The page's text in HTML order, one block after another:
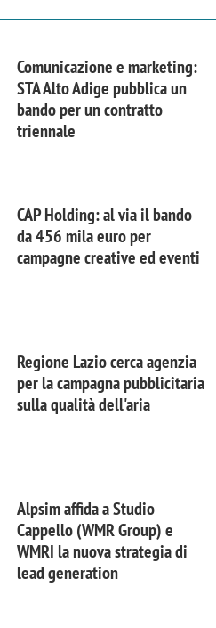
Comunicazione e marketing:
STA Alto Adige pubblica un
bando per un contratto
triennale
CAP Holding: al via il bando
da 456 mila euro per
campagne creative ed eventi
Regione Lazio cerca agenzia
per la campagna pubblicitaria
sulla qualità dell'aria
Alpsim affida a Studio
Cappello (WMR Group) e
WMRI la nuova strategia di
lead generation